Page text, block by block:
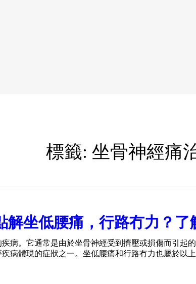
標籤: 坐骨神經痛
解坐低腰痛，行路冇力？
病。它通常是由於坐骨神經受到擠壓或損傷而引起
病體現的症狀之一。坐低腰痛和行路冇力也屬於以上